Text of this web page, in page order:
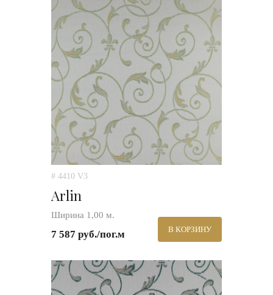
# 4410 V3
Arlin
Ширина 1,00 м.
7 587 руб./пог.м В КОРЗИНУ